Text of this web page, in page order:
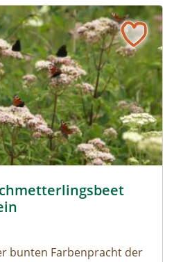
bunten Farbenpracht der
für Groß und Klein